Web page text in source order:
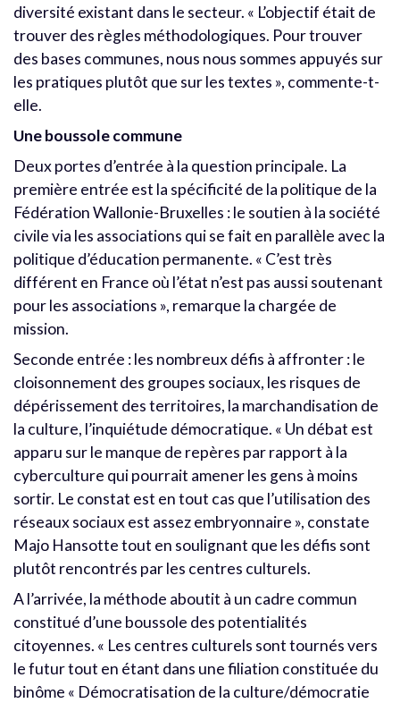
diversité existant dans le secteur. « L’objectif était de
trouver des règles méthodologiques. Pour trouver
des bases communes, nous nous sommes appuyés sur
les pratiques plutôt que sur les textes », commente-t-
elle.
Une boussole commune
Deux portes d’entrée à la question principale. La
première entrée est la spécificité de la politique de la
Fédération Wallonie-Bruxelles : le soutien à la société
civile via les associations qui se fait en parallèle avec la
politique d’éducation permanente. « C’est très
différent en France où l’état n’est pas aussi soutenant
pour les associations », remarque la chargée de
mission.
Seconde entrée : les nombreux défis à affronter : le
cloisonnement des groupes sociaux, les risques de
dépérissement des territoires, la marchandisation de
la culture, l’inquiétude démocratique. « Un débat est
apparu sur le manque de repères par rapport à la
cyberculture qui pourrait amener les gens à moins
sortir. Le constat est en tout cas que l’utilisation des
réseaux sociaux est assez embryonnaire », constate
Majo Hansotte tout en soulignant que les défis sont
plutôt rencontrés par les centres culturels.
A l’arrivée, la méthode aboutit à un cadre commun
constitué d’une boussole des potentialités
citoyennes. « Les centres culturels sont tournés vers
le futur tout en étant dans une filiation constituée du
binôme « Démocratisation de la culture/démocratie